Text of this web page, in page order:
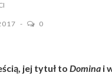
0
jej tytuł to Domina i